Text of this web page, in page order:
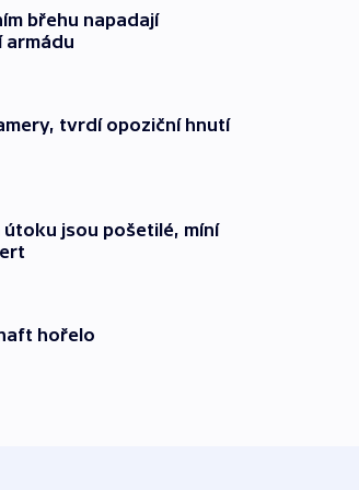
břehu napadají
armádu
tvrdí opoziční hnutí
útoku jsou pošetilé, míní
hořelo